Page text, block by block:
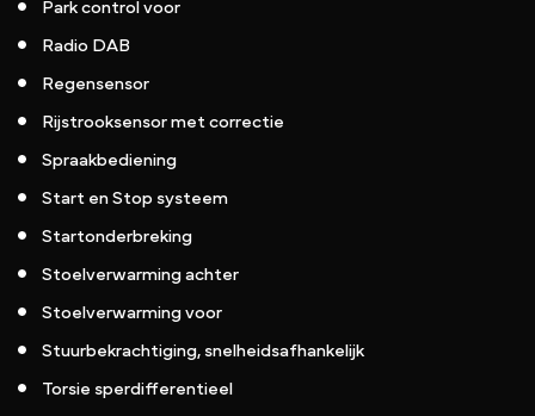
Park control voor
Radio DAB
Regensensor
Rijstrooksensor met correctie
Spraakbediening
Start en Stop systeem
Startonderbreking
Stoelverwarming achter
Stoelverwarming voor
Stuurbekrachtiging, snelheidsafhankelijk
Torsie sperdifferentieel